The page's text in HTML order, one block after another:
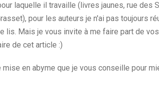
laquelle il travaille (livres jaunes, rue des
pour les auteurs je n'ai pas toujours
lis. Mais je vous invite à me faire part de
de cet article :)
mise en abyme que je vous conseille pour